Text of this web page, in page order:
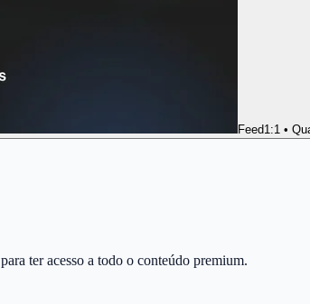
Feed1:1 •
ter acesso a todo o conteúdo premium.